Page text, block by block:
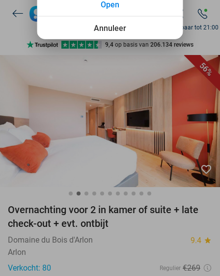
7 dagen per week beschikbaar
10+ miljoen leden
9,4 op basis van 206.134 reviews
7 dagen per week beschikbaar
10+ miljoen leden
Bereikbaar tot 21:00
56%
favorite_border
Overnachting voor 2 in kamer of suite + late
check-out + evt. ontbijt
Domaine du Bois d'Arlon 9.4 star
Arlon
Verkocht: 80
Regulier €269
Annuleer
Open